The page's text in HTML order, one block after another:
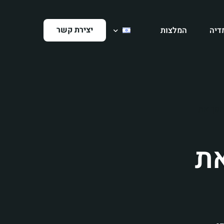
המלצות יצירת קשר